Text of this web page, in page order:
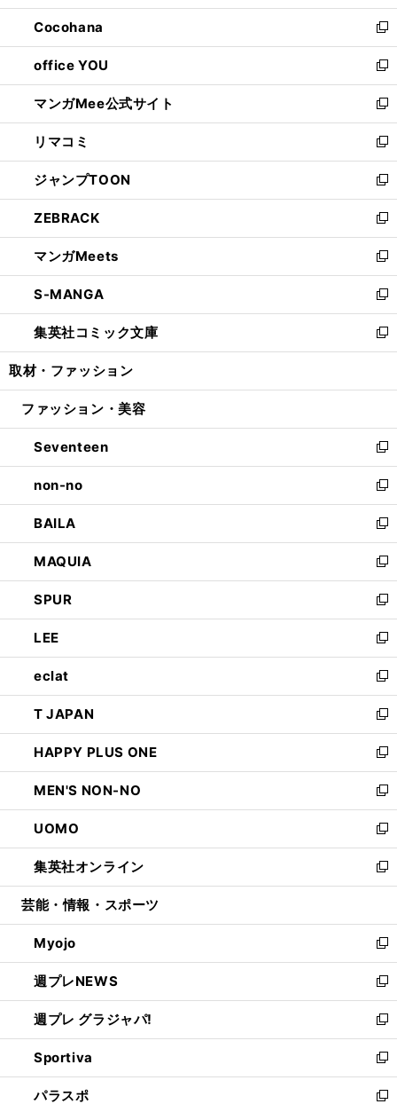
開
く
ウ
で
開
く
ン
ド
ウ
で
開
く
し
い
ウ
ィ
ン
ド
ウ
で
開
く
Cocohana
新
し
い
ウ
ィ
ン
ド
ウ
で
開
く
office YOU
新
し
い
ウ
ィ
ン
ド
ウ
で
開
く
マンガMee公式サイト
新
し
い
ウ
ィ
ン
ド
ウ
で
開
く
リマコミ
新
し
い
ウ
ィ
ン
ド
ウ
で
開
く
ジャンプTOON
新
し
い
ウ
ィ
ン
ド
ウ
で
開
ZEBRACK
新
し
い
ウ
ィ
ン
ド
ウ
開
マンガMeets
新
し
い
ウ
ィ
ン
ウ
開
く
S-MANGA
新
し
い
ウ
ン
ウ
で
開
く
集英社コミック文庫
新
し
ウ
ン
ド
ウ
で
開
く
取材・ファッション
ファッション・美容
Seventeen
新
し
い
ウ
ィ
ン
ド
ウ
で
開
く
non-no
新
し
い
ウ
ィ
ン
ド
ウ
で
開
く
BAILA
新
し
い
ウ
ィ
ン
ド
ウ
で
開
く
MAQUIA
新
し
い
ウ
ィ
ン
ド
ウ
で
開
く
SPUR
新
し
い
ウ
ィ
ン
ド
ウ
で
開
く
LEE
新
し
い
ウ
ィ
ン
ド
ウ
で
開
く
eclat
新
し
い
ウ
ィ
ン
ド
ウ
で
開
く
T JAPAN
新
し
い
ウ
ィ
ン
ド
ウ
で
開
HAPPY PLUS ONE
新
し
い
ウ
ィ
ン
ド
ウ
開
く
MEN'S NON-NO
新
し
い
ウ
ィ
ン
ウ
で
開
く
UOMO
新
し
い
ウ
ン
ド
ウ
で
開
く
集英社オンライン
新
し
ウ
ィ
ン
ド
ウ
で
開
く
芸能・情報・スポーツ
Myojo
新
し
い
ウ
ィ
ン
ド
ウ
で
週プレNEWS
新
し
い
ウ
ィ
ン
ド
週プレ グラジャパ!
新
し
い
ウ
ィ
Sportiva
新
し
い
パラスポ
新